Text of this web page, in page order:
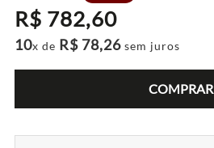
R$ 782,60
10x de R$ 78,26 sem juros
COMPRAR